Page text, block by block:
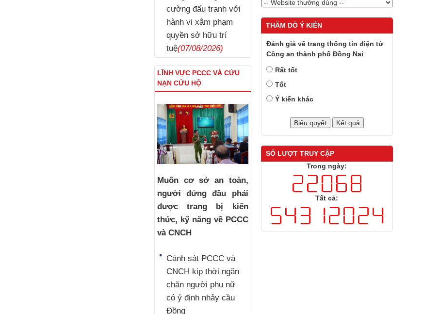
cường đấu tranh với
hành vi xâm phạm
quyền sở hữu trí
tuệ(07/08/2026)
LĨNH VỰC PCCC VÀ CỨU
NẠN CỨU HỘ
Muốn cơ sở an toàn,
người đứng đầu phải
được trang bị kiến
thức, kỹ năng về PCCC
và CNCH
Cảnh sát PCCC và
CNCH kịp thời ngăn
chặn người phụ nữ
có ý định nhảy cầu
Đồng
THĂM DÒ Ý KIẾN
Đánh giá về trang thông tin điện tử
Công an thành phố Đồng Nai
Rất tốt
Tốt
Ý kiến khác
SỐ LƯỢT TRUY CẬP
Trong ngày:
Tất cả: